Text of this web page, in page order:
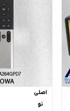
اصلی
نو